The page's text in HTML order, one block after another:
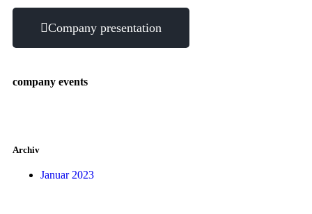
Company presentation
company events
Archiv
Januar 2023